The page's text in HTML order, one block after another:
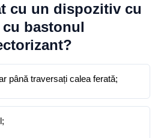
cu un dispozitiv cu
bastonul
până traversați calea ferată;